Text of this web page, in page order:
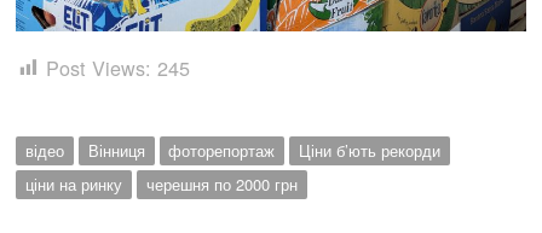
Post Views: 245
відео Вінниця фоторепортаж
Ціни б’ють рекорди
ціни на ринку
черешня по 2000 грн